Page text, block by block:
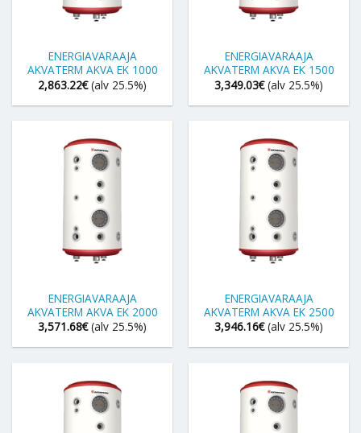
ENERGIAVARAAJA
AKVATERM AKVA EK 1000
2,863.22€ (alv 25.5%)
ENERGIAVARAAJA
AKVATERM AKVA EK 1500
3,349.03€ (alv 25.5%)
ENERGIAVARAAJA
AKVATERM AKVA EK 2000
3,571.68€ (alv 25.5%)
ENERGIAVARAAJA
AKVATERM AKVA EK 2500
3,946.16€ (alv 25.5%)